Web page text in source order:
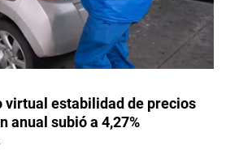
virtual estabilidad de precios
anual subió a 4,27%